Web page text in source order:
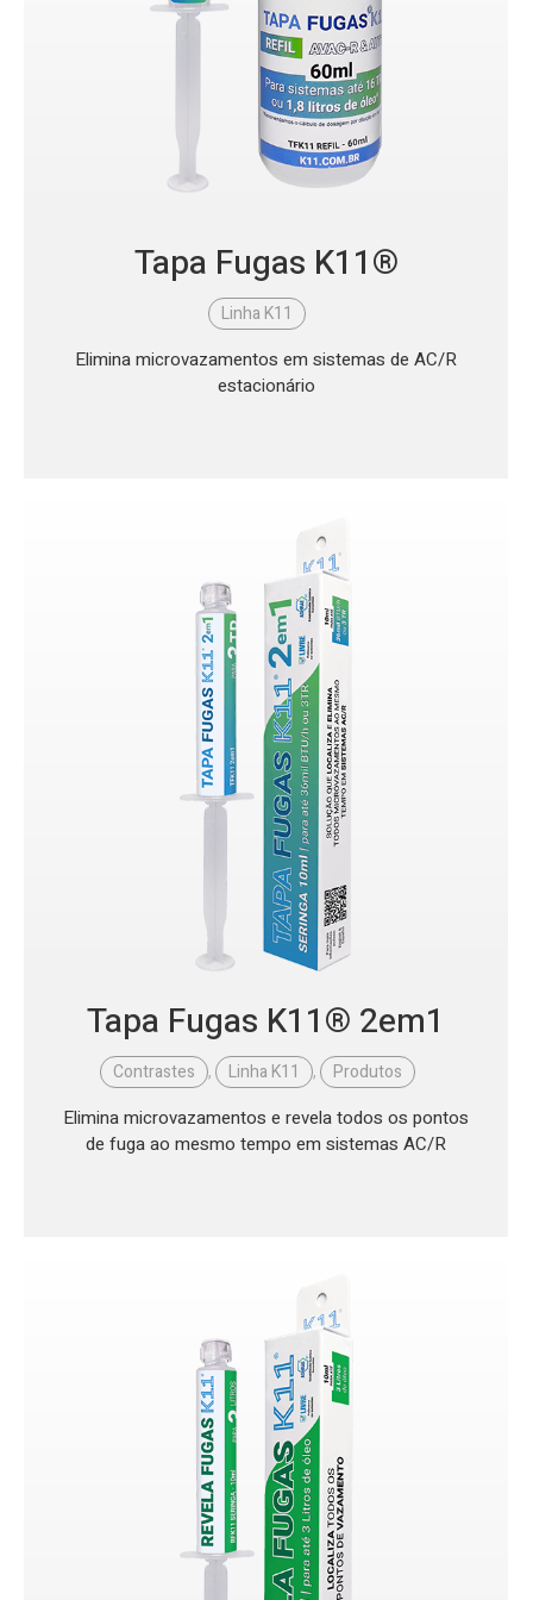
Tapa Fugas K11®
Linha K11
Elimina microvazamentos em sistemas de AC/R
estacionário
Tapa Fugas K11® 2em1
Contrastes , Linha K11 , Produtos
Elimina microvazamentos e revela todos os pontos
de fuga ao mesmo tempo em sistemas AC/R